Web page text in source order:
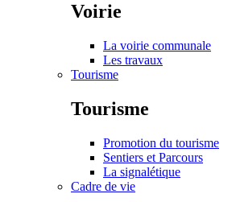
Voirie
La voirie communale
Les travaux
Tourisme
Tourisme
Promotion du tourisme
Sentiers et Parcours
La signalétique
Cadre de vie